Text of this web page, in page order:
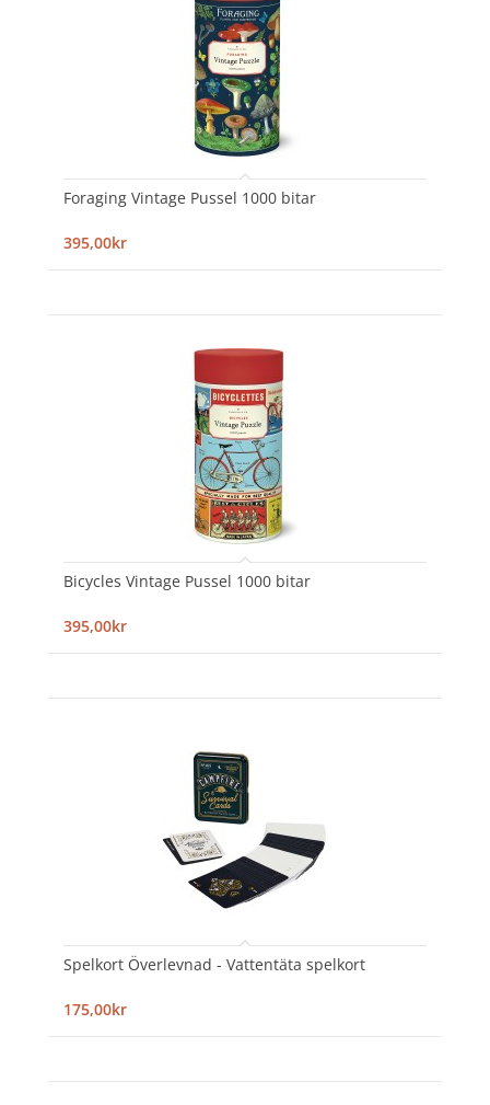
Foraging Vintage Pussel 1000 bitar
395,00kr
Bicycles Vintage Pussel 1000 bitar
395,00kr
Spelkort Överlevnad - Vattentäta spelkort
175,00kr